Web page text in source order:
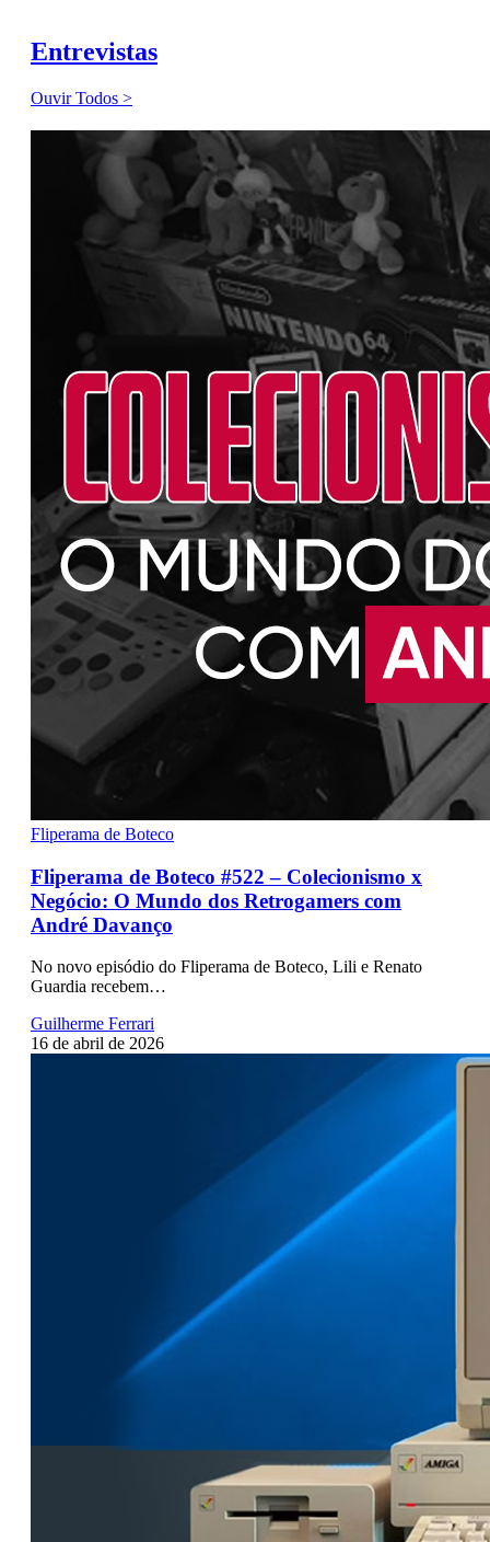
Entrevistas
Ouvir Todos >
Fliperama de Boteco
Fliperama de Boteco #522 – Colecionismo x
Negócio: O Mundo dos Retrogamers com
André Davanço
No novo episódio do Fliperama de Boteco, Lili e Renato
Guardia recebem…
Guilherme Ferrari
16 de abril de 2026